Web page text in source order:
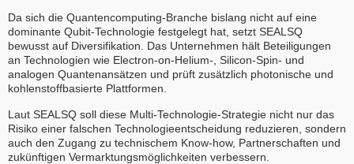
Da sich die Quantencomputing-Branche bislang nicht auf eine
dominante Qubit-Technologie festgelegt hat, setzt SEALSQ
bewusst auf Diversifikation. Das Unternehmen hält Beteiligungen
an Technologien wie Electron-on-Helium-, Silicon-Spin- und
analogen Quantenansätzen und prüft zusätzlich photonische und
kohlenstoffbasierte Plattformen.
Laut SEALSQ soll diese Multi-Technologie-Strategie nicht nur das
Risiko einer falschen Technologieentscheidung reduzieren, sondern
auch den Zugang zu technischem Know-how, Partnerschaften und
zukünftigen Vermarktungsmöglichkeiten verbessern.